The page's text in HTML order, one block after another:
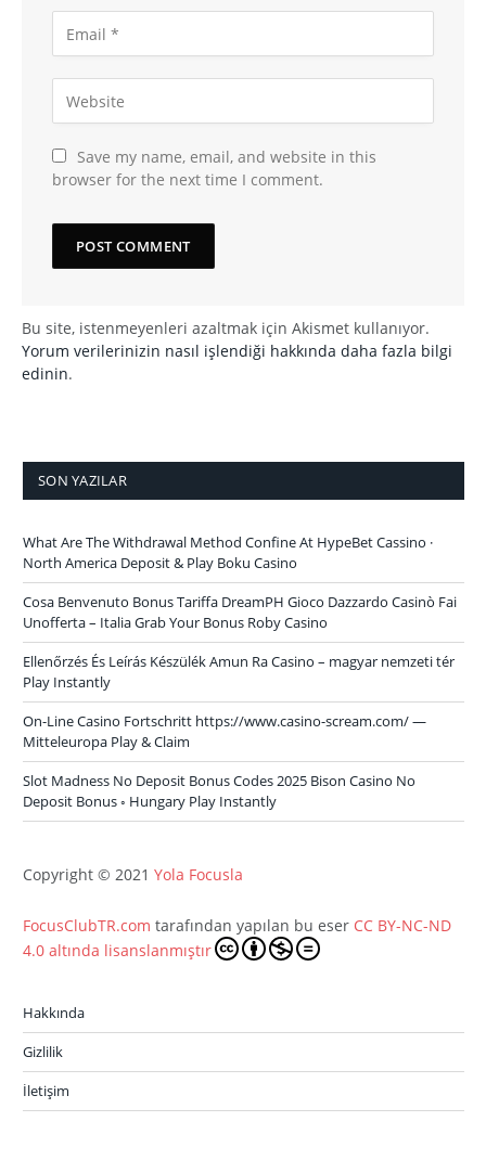
Save my name, email, and website in this
browser for the next time I comment.
Bu site, istenmeyenleri azaltmak için Akismet kullanıyor.
Yorum verilerinizin nasıl işlendiği hakkında daha fazla bilgi
edinin.
SON YAZILAR
What Are The Withdrawal Method Confine At HypeBet Cassino ·
North America Deposit & Play Boku Casino
Cosa Benvenuto Bonus Tariffa DreamPH Gioco Dazzardo Casinò Fai
Unofferta – Italia Grab Your Bonus Roby Casino
Ellenőrzés És Leírás Készülék Amun Ra Casino – magyar nemzeti tér
Play Instantly
On-Line Casino Fortschritt https://www.casino-scream.com/ —
Mitteleuropa Play & Claim
Slot Madness No Deposit Bonus Codes 2025 Bison Casino No
Deposit Bonus ◦ Hungary Play Instantly
Copyright © 2021 Yola Focusla
FocusClubTR.com tarafından yapılan bu eser CC BY-NC-ND
4.0 altında lisanslanmıştır
Hakkında
Gizlilik
İletişim